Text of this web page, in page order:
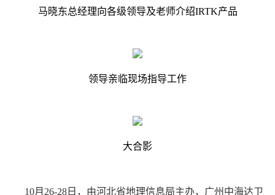
马晓东总经理向各级领导及老师介绍IRTK产品
领导亲临现场指导工作
大合影
10月26-28日，由河北省地理信息局主办，广州中海达卫